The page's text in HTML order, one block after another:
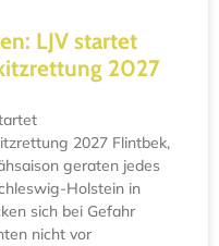
LJV startet
2027
2027 Flintbek,
geraten jedes
Holstein in
sich bei Gefahr
nicht vor